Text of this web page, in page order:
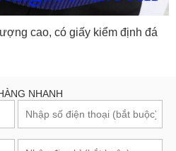
cao, có giấy kiểm định đá
NHANH